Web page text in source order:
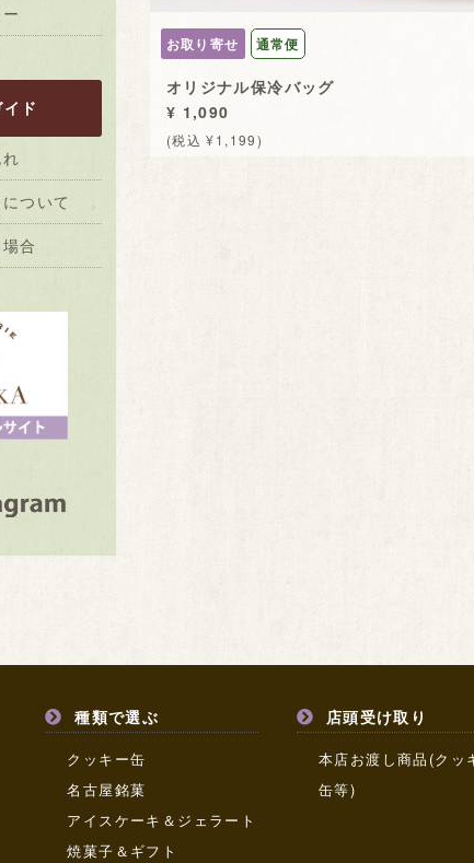
ド
ついて
合
お取り寄せ 通常便
オリジナル保冷バッグ
¥ 1,090
(税込 ¥1,199)
種類で選ぶ
クッキー缶
名古屋銘菓
アイスケーキ＆ジェラート
焼菓子＆ギフト
店頭受け取り
本店お渡し商品(クッ
缶等)